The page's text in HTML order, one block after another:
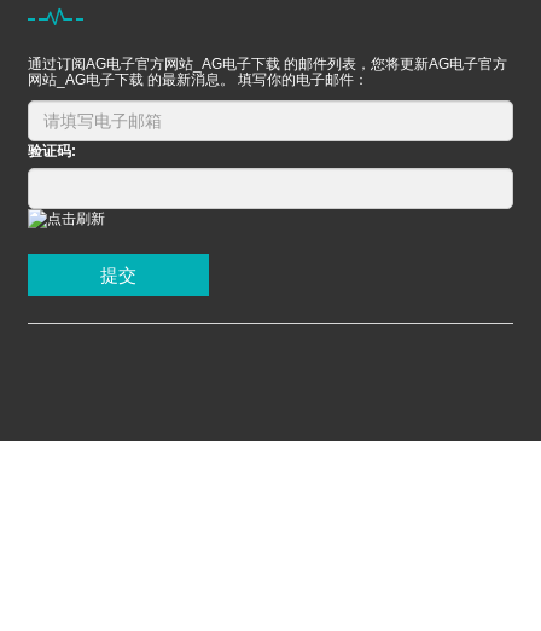
通过订阅AG电子官方网站_AG电子下载 的邮件列表，您将更新AG电子官方
网站_AG电子下载 的最新消息。 填写你的电子邮件：
验证码:
提交